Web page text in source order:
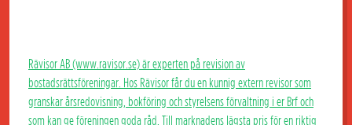
Rävisor AB (www.ravisor.se) är experten på revision av
bostadsrättsföreningar. Hos Rävisor får du en kunnig extern revisor som
granskar årsredovisning, bokföring och styrelsens förvaltning i er Brf och
som kan ge föreningen goda råd. Till marknadens lägsta pris för en riktig